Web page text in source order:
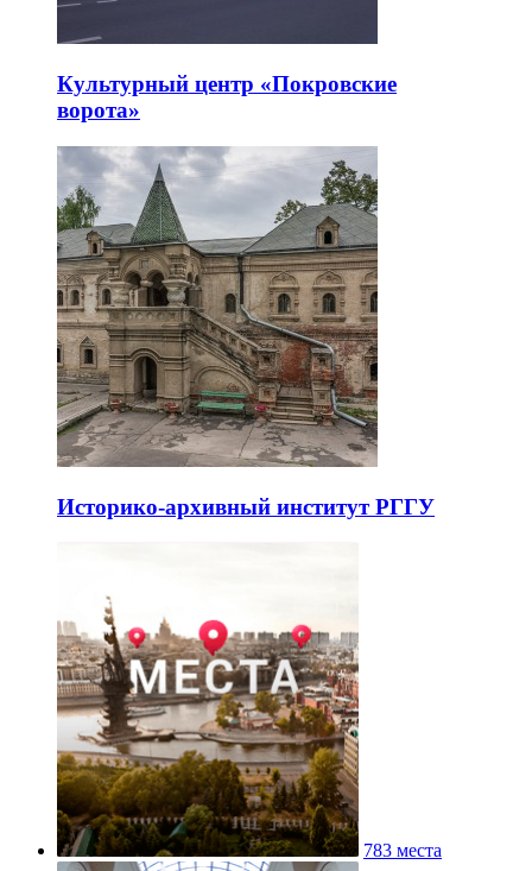
Культурный центр «Покровские
ворота»
Историко-архивный институт РГГУ
783 места